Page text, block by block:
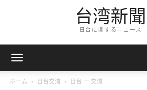
台湾新聞
日台に関するニュース
ホーム 日台交流 日台 ー 交流